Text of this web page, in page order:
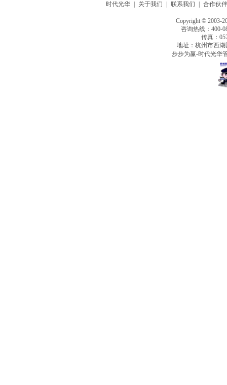
时代光华 关于我们 联系我们 合作伙伴
Copyright © 2003-
咨询热线：400-
传真：
地址：杭州市西
步步为赢-时代光华